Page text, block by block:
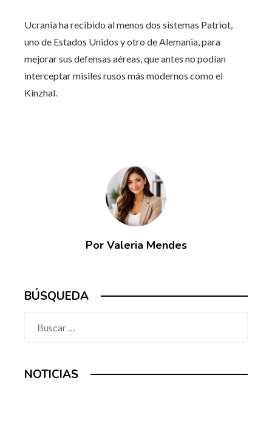
Ucrania ha recibido al menos dos sistemas Patriot,
uno de Estados Unidos y otro de Alemania, para
mejorar sus defensas aéreas, que antes no podían
interceptar misiles rusos más modernos como el
Kinzhal.
Por Valeria Mendes
BÚSQUEDA
NOTICIAS